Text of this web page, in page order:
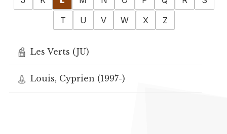
T
U V W X Z
Les Verts (JU)
Louis, Cyprien (1997-)